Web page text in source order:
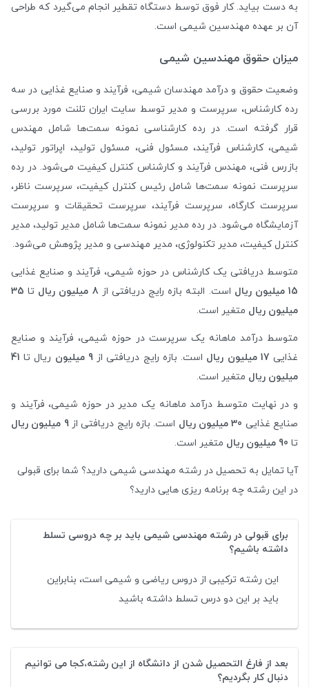
به دست بیاید. کار فوق توسط دستگاه تقطیر انجام می‌گیرد که طراحی
آن بر عهده مهندسین شیمی است.
میزان حقوق مهندسین شیمی
وضعیت حقوق و درآمد مهندسان شیمی، فرآیند و صنایع غذایی در سه
رده کارشناس، سرپرست و مدیر توسط سایت ایران تلنت مورد بررسی
قرار گرفته است. در رده کارشناسی نمونه سمت‌ها شامل مهندس
شیمی، کارشناس فرآیند، مسئول فنی، مسئول تولید، اپراتور تولید،
بازرس فنی، مهندس فرآیند و کارشناس کنترل کیفیت می‌شود. در رده
سرپرست نمونه سمت‌ها شامل رئیس کنترل کیفیت، سرپرست ناظر،
سرپرست کارگاه، سرپرست فرآیند، سرپرست تحقیقات و سرپرست
آزمایشگاه می‌شود. در رده مدیر نمونه سمت‌ها شامل مدیر تولید، مدیر
کنترل کیفیت، مدیر تکنولوژی، مدیر مهندسی و مدیر پژوهش می‌شود.
متوسط دریافتی یک کارشناس در حوزه شیمی، فرآیند و صنایع غذایی
15 میلیون ریال
است. البته بازه رایج دریافتی از 8 میلیون ریال تا 35
میلیون ریال متغیر است.
متوسط درآمد ماهانه یک سرپرست در حوزه شیمی، فرآیند و صنایع
غذایی 17 میلیون ریال است. بازه رایج دریافتی از 9 میلیون ریال تا 41
میلیون ریال متغیر است.
و در نهایت متوسط درآمد ماهانه یک مدیر در حوزه شیمی، فرآیند و
صنایع غذایی 30 میلیون ریال است. بازه رایج دریافتی از9 میلیون ریال
تا 90 میلیون ریال متغیر است.
آیا تمایل به تحصیل در رشته مهندسی شیمی دارید؟ شما برای قبولی
در این رشته چه برنامه ریزی هایی دارید؟
برای قبولی در رشته مهندسی شیمی باید بر چه دروسی تسلط
داشته باشیم؟
این رشته ترکیبی از دروس ریاضی و شیمی است، بنابراین
باید بر این دو درس تسلط داشته باشید
بعد از فارغ التحصیل شدن از دانشگاه از این رشته،کجا می توانیم
دنبال کار بگردیم؟